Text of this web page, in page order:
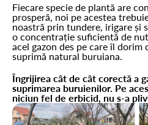
Fiecare specie de plantă are
prosperă, noi pe acestea
noastră prin tundere, irigare și
o concentrație suficientă de
acel gazon des pe care îl dorim
suprimă natural buruiana.
Îngrijirea cât de cât corectă a
suprimarea buruienilor. Pe
niciun fel de erbicid, nu s-a